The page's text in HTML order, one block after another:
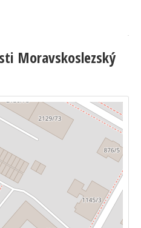
Moravskoslezský